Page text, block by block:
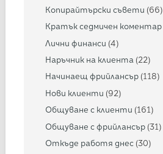
Копирайтърски съвети (66)
Кратък седмичен коментар
Лични финанси (4)
Наръчник на клиента (22)
Начинаещ фрийлансър (118)
Нови клиенти (92)
Общуване с клиенти (161)
Общуване с фрийлансър (31)
Откъде работя днес (30)